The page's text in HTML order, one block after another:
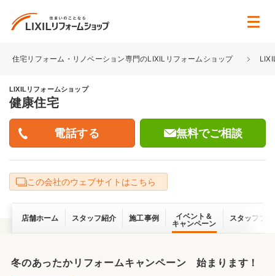
住宅リフォーム・リノベーション専門のLIXILリフォームショップ
LIXILリフォームショップ
健康住宅
無料でご相談
この会社のウェブサイトはこちら
店舗ホーム スタッフ紹介 施工事例
イベント＆
キャンペーン
スタッフブ
冬のあったかリフォームキャンペーン 始まります！